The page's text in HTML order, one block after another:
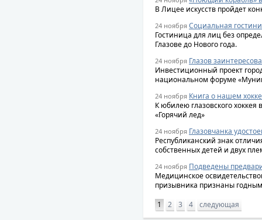
В Лицее искусств пройдет
24 ноября Социальная
Гостиница для лиц без
Глазове до Нового года.
24 ноября Глазов
Инвестиционный проект
национальном форуме
24 ноября Книга о нашем
К юбилею глазовского хоккея
«Горячий лед»
24 ноября Глазовчанка
Республиканский знак
собственных детей и двух
24 ноября Подведены
Медицинское
призывника признаны
1
2 3 4 следующая